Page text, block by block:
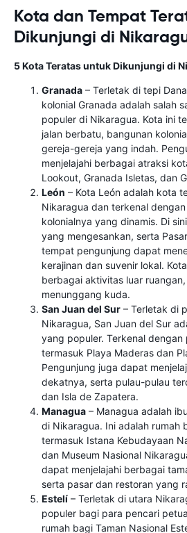
Kota dan Tempat
Dikunjungi di
5 Kota Teratas untuk Dikunjungi di
Granada – Terletak di tepi
kolonial Granada adalah salah
populer di Nikaragua. Kota ini
jalan berbatu, bangunan
gereja-gereja yang indah.
menjelajahi berbagai atraksi
Lookout, Granada Isletas, dan
León – Kota León adalah kota
Nikaragua dan terkenal
kolonialnya yang dinamis. Di
yang mengesankan, serta
tempat pengunjung dapat
kerajinan dan suvenir lokal.
berbagai aktivitas luar
menunggang kuda.
San Juan del Sur – Terletak di
Nikaragua, San Juan del Sur
yang populer. Terkenal
termasuk Playa Maderas dan
Pengunjung juga dapat
dekatnya, serta pulau-pulau
dan Isla de Zapatera.
Managua – Managua adalah
di Nikaragua. Ini adalah rumah
termasuk Istana Kebudayaan
dan Museum Nasional
dapat menjelajahi berbagai
serta pasar dan restoran yang
Estelí – Terletak di utara
populer bagi para pencari
rumah bagi Taman Nasional